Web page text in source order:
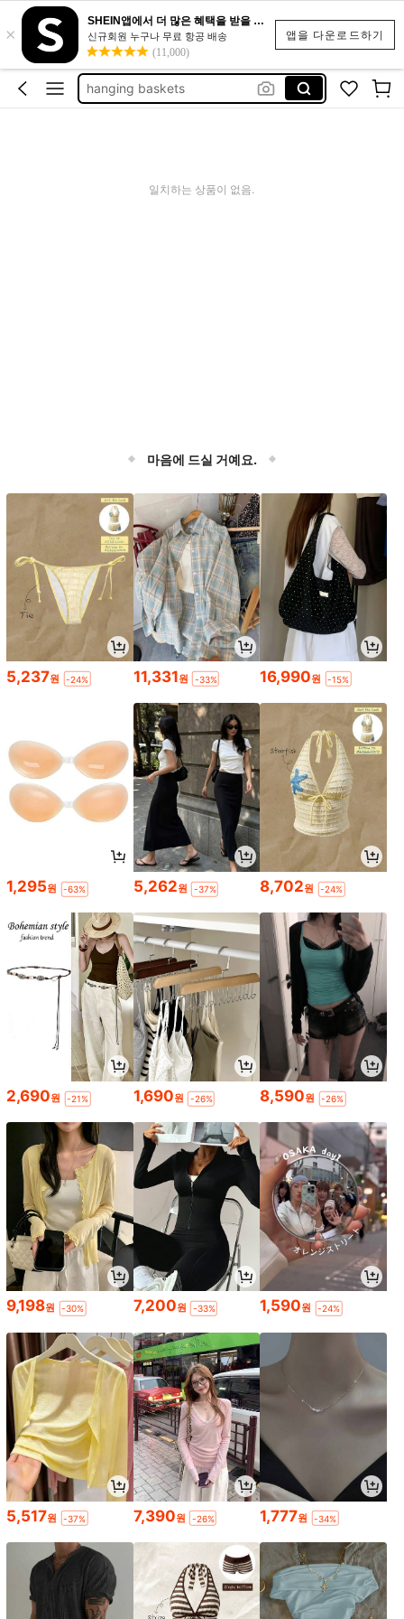
앱을 다운로드하기
×
SHEIN앱에서 더 많은 혜택을 받을 수 있어요.
신규회원 누구나 무료 항공 배송
(11,000)
فيونكه طاوله
hanging basket
فيونكة ديكور
hanging baskets
일치하는 상품이 없음.
마음에 드실 거예요.
5,237원 -24% 11,331원 -33% 16,990원 -15%
1,295원 -63% 5,262원 -37% 8,702원 -24%
2,690원 -21% 1,690원 -26% 8,590원 -26%
9,198원 -30% 7,200원 -33% 1,590원 -24%
5,517원 -37% 7,390원 -26% 1,777원 -34%